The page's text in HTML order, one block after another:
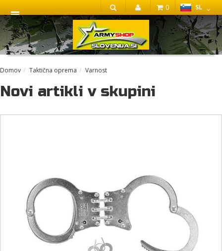
IŠČI
SL
0
Domov Taktična oprema Varnost
Novi artikli v skupini